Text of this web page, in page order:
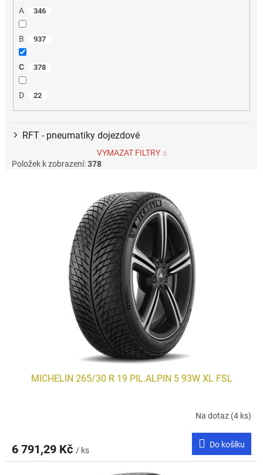
A 346
B 937
C 378
D 22
RFT - pneumatiky dojezdové
VYMAZAT FILTRY
Položek k zobrazení:378
MICHELIN 265/30 R 19 PIL.ALPIN 5 93W XL FSL
Na dotaz (4 ks)
6 791,29 Kč / ks
Do košíku